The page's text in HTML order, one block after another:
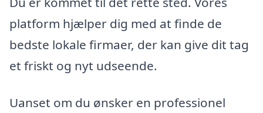
platform hjælper dig med at finde de
bedste lokale firmaer, der kan give dit tag
et friskt og nyt udseende.
Uanset om du ønsker en professionel